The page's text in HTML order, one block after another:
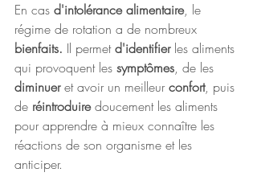
En cas d'intolérance alimentaire, le
régime de rotation a de nombreux
bienfaits. Il permet d'identifier les aliments
qui provoquent les symptômes, de les
diminuer et avoir un meilleur confort, puis
de réintroduire doucement les aliments
pour apprendre à mieux connaître les
réactions de son organisme et les
anticiper.